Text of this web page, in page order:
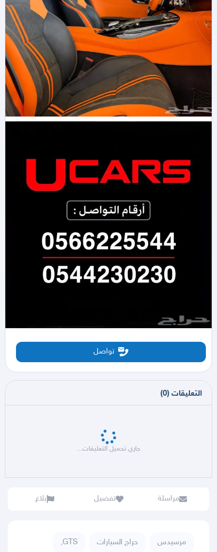
تواصل
التعليقات (
0
)
جاري تحميل التعليقات...
مراسلة تفضيل بلاغ
مرسيدس حراج السيارات GTS,